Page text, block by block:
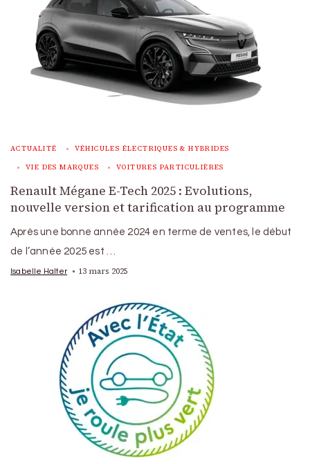
ACTUALITÉ VÉHICULES ÉLECTRIQUES & HYBRIDES
VIE DES MARQUES VOITURES PARTICULIÈRES
Renault Mégane E-Tech 2025 : Evolutions,
nouvelle version et tarification au programme
Après une bonne année 2024 en terme de ventes, le début
de l’année 2025 est …
Isabelle Halter 13 mars 2025